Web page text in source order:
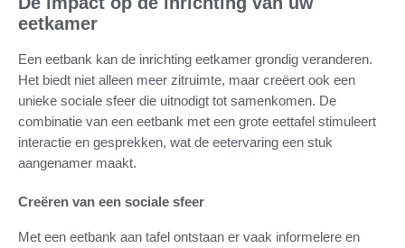
eetkamer
Een eetbank kan de inrichting eetkamer grondig veranderen.
Het biedt niet alleen meer zitruimte, maar creëert ook een
unieke sociale sfeer die uitnodigt tot samenkomen. De
combinatie van een eetbank met een grote eettafel stimuleert
interactie en gesprekken, wat de eetervaring een stuk
aangenamer maakt.
Creëren van een sociale sfeer
Met een eetbank aan tafel ontstaan er vaak informelere en